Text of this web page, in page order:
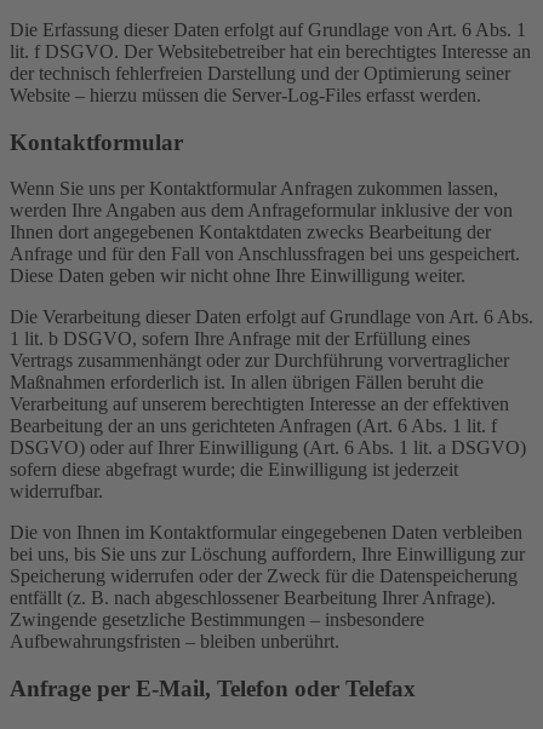
Die Erfassung dieser Daten erfolgt auf Grundlage von Art. 6 Abs. 1
lit. f DSGVO. Der Websitebetreiber hat ein berechtigtes Interesse an
der technisch fehlerfreien Darstellung und der Optimierung seiner
Website – hierzu müssen die Server-Log-Files erfasst werden.
Kontaktformular
Wenn Sie uns per Kontaktformular Anfragen zukommen lassen,
werden Ihre Angaben aus dem Anfrageformular inklusive der von
Ihnen dort angegebenen Kontaktdaten zwecks Bearbeitung der
Anfrage und für den Fall von Anschlussfragen bei uns gespeichert.
Diese Daten geben wir nicht ohne Ihre Einwilligung weiter.
Die Verarbeitung dieser Daten erfolgt auf Grundlage von Art. 6 Abs.
1 lit. b DSGVO, sofern Ihre Anfrage mit der Erfüllung eines
Vertrags zusammenhängt oder zur Durchführung vorvertraglicher
Maßnahmen erforderlich ist. In allen übrigen Fällen beruht die
Verarbeitung auf unserem berechtigten Interesse an der effektiven
Bearbeitung der an uns gerichteten Anfragen (Art. 6 Abs. 1 lit. f
DSGVO) oder auf Ihrer Einwilligung (Art. 6 Abs. 1 lit. a DSGVO)
sofern diese abgefragt wurde; die Einwilligung ist jederzeit
widerrufbar.
Die von Ihnen im Kontaktformular eingegebenen Daten verbleiben
bei uns, bis Sie uns zur Löschung auffordern, Ihre Einwilligung zur
Speicherung widerrufen oder der Zweck für die Datenspeicherung
entfällt (z. B. nach abgeschlossener Bearbeitung Ihrer Anfrage).
Zwingende gesetzliche Bestimmungen – insbesondere
Aufbewahrungsfristen – bleiben unberührt.
Anfrage per E-Mail, Telefon oder Telefax